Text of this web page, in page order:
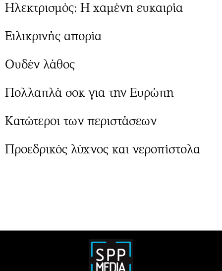
Ηλεκτρισμός: Η χαμένη ευκαιρία
Ειλικρινής απορία
Ουδέν λάθος
Πολλαπλά σοκ για την Ευρώπη
Κατώτεροι των περιστάσεων
Προεδρικός λύχνος και νεροπίστολα